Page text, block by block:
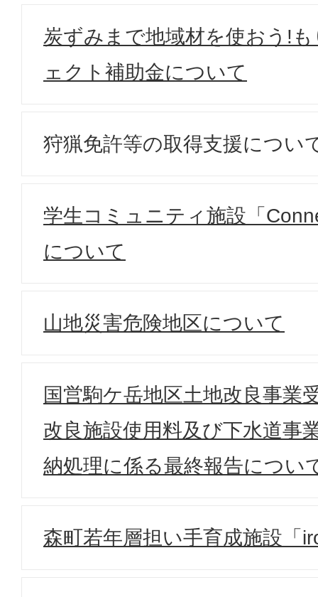
炭ずみまで地域材を使おう!
ェクト補助金について
狩猟免許等の取得支援につい
学生コミュニティ施設「
について
山地災害危険地区について
国営駒ケ岳地区土地改良事業
改良施設使用料及び下水道事
納処理に係る最終報告につい
森町若年層担い手育成施設「